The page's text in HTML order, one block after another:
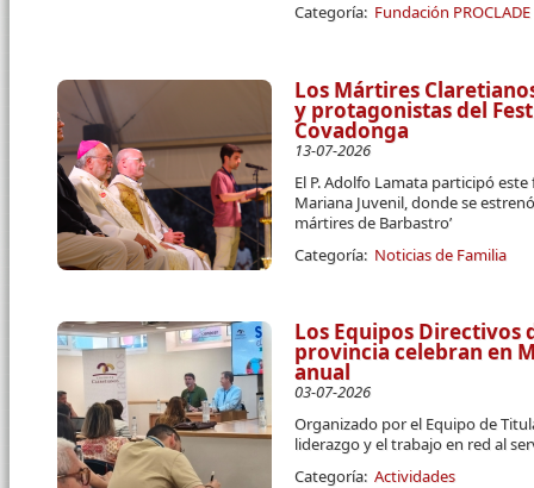
Categoría: Fundación PROCLADE
Los Mártires
y protagonistas del
Covadonga
13-07-2026
El P. Adolfo Lamata participó
Mariana Juvenil, donde se
mártires de Barbastro’
Categoría: Noticias de Familia
Los Equipos Directivos
provincia celebran en
anual
03-07-2026
Organizado por el Equipo de
liderazgo y el trabajo en red al
Categoría: Actividades